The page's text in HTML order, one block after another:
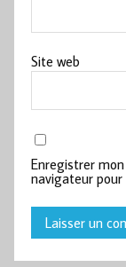
Site web
Enregistrer
navigateur